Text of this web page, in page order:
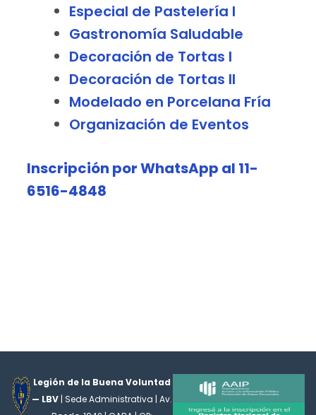
Especial de Pastelería I
Gastronomía Saludable
Decoración de Tortas I
Decoración de Tortas II
Modelado en Porcelana Fría
Organización de Eventos
Inscripción por WhatsApp al 11-
6516-4848
Legión de la Buena Voluntad
— LBV | Sede Administrativa | Av.